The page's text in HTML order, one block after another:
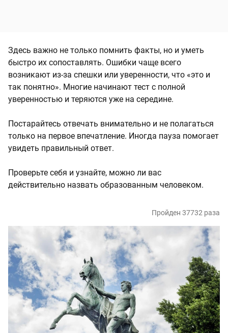
Здесь важно не только помнить факты, но и уметь
быстро их сопоставлять. Ошибки чаще всего
возникают из-за спешки или уверенности, что «это и
так понятно». Многие начинают тест с полной
уверенностью и теряются уже на середине.
Постарайтесь отвечать внимательно и не полагаться
только на первое впечатление. Иногда пауза помогает
увидеть правильный ответ.
Проверьте себя и узнайте, можно ли вас
действительно назвать образованным человеком.
Пройден 37732 раза